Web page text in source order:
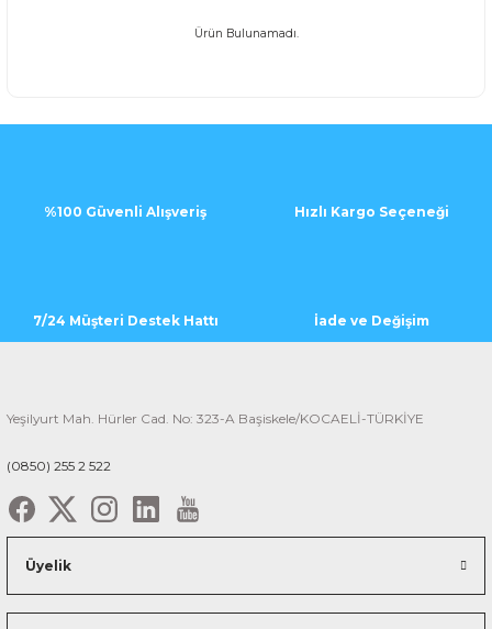
Ürün Bulunamadı.
%100 Güvenli Alışveriş Hızlı Kargo Seçeneği
7/24 Müşteri Destek Hattı İade ve Değişim
Yeşilyurt Mah. Hürler Cad. No: 323-A Başiskele/KOCAELİ-TÜRKİYE
(0850) 255 2 522
Üyelik